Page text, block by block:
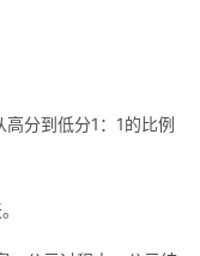
分到低分1：1的比例